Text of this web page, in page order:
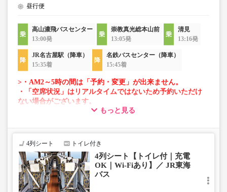
昼行便
高山濃飛バスセンター
13:00発
崇教真光総本山前
13:05発
清見
13:16発
JR名古屋駅（降車）
15:35着
名鉄バスセンター（降車）
15:45着
>・AM2～5時の間は「予約・変更」が出来ません。
・「空席状況」はリアルタイムではないため予約いただけ
ない場合がございます。
・車両は予告なく変更となる場合がございます。これに伴
で、あらかじめご了承ください。
もっと見る
4列シート トイレ付き
4列シート【トイレ付｜充電
OK｜Wi-Fiあり】／ JR東海
バス